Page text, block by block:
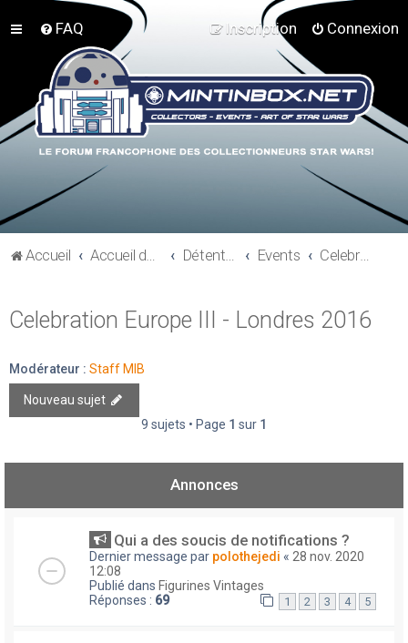
FAQ Connexion
Inscription
Accueil Accueil du forum Détente et communauté Mint In Box Events Celebration Europe III - Londres 2016
Celebration Europe III - Londres 2016
Modérateur : Staff MIB
Nouveau sujet
9 sujets • Page 1 sur 1
Annonces
Qui a des soucis de notifications ?
Dernier message par polothejedi « 28 nov. 2020
12:08
Publié dans Figurines Vintages
Réponses : 69 1 2 3 4 5